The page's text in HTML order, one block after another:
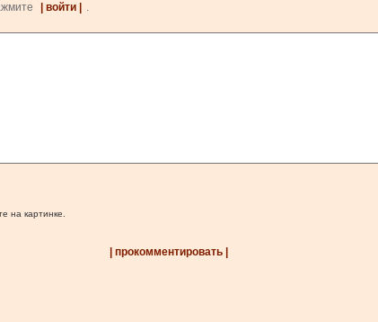
| войти |
.
на картинке.
| прокомментировать |